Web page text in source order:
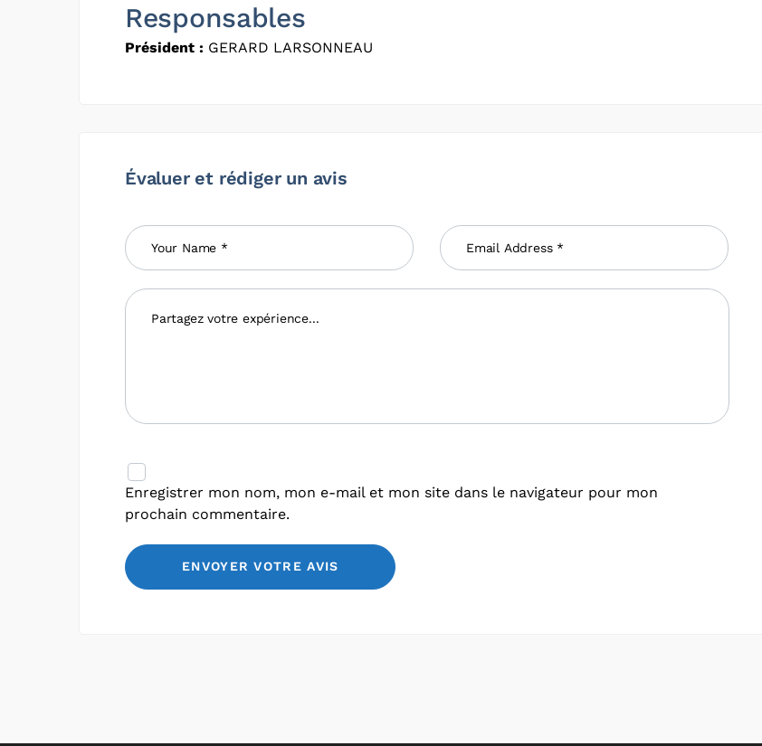
Responsables
Président : GERARD LARSONNEAU
Évaluer et rédiger un avis
Enregistrer mon nom, mon e-mail et mon site dans le navigateur pour mon
prochain commentaire.